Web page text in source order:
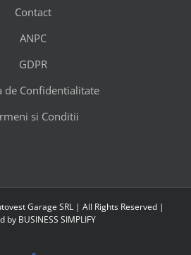
Contact
ANPC
GDPR
de Confidentialitate
si Conditii
Garage SRL | All Rights Reserved |
by BUSINESS SIMPLIFY